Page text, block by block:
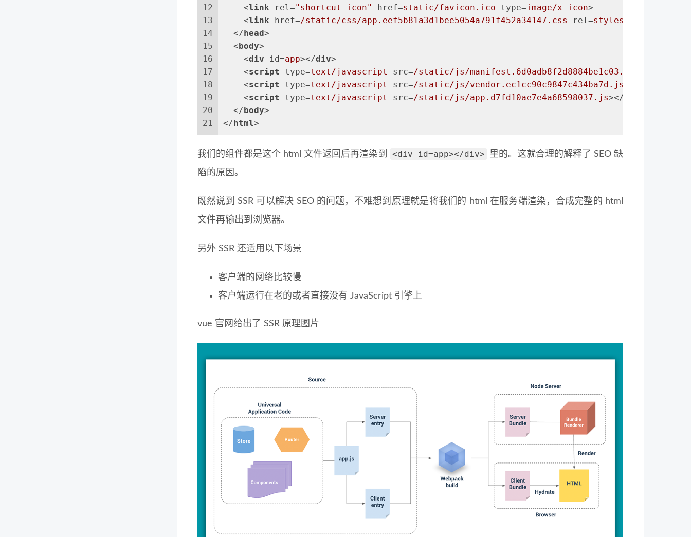
12
13
14
15
16
17
18
19
20
21
<link rel="shortcut icon" href=static/favicon.ico type=image/x-icon>
<link href=/static/css/app.eef5b81a3d1bee5054a791f452a34147.css rel=stylesheet
</head>
<body>
<div id=app></div>
<script type=text/javascript src=/static/js/manifest.6d0adb8f2d8884be1c03.js
<script type=text/javascript src=/static/js/vendor.ec1cc90c9847c434ba7d.js
<script type=text/javascript src=/static/js/app.d7fd10ae7e4a68598037.js></
</body>
</html>
我们的组件都是这个 html 文件返回后再渲染到 <div id=app></div>
里的。这就合理的解释了 SEO 缺
陷的原因。
既然说到 SSR 可以解决 SEO 的问题，不难想到原理就是将我们的 html 在服务端渲染，合成完整的 html
文件再输出到浏览器。
另外 SSR 还适用以下场景
客户端的网络比较慢
客户端运行在老的或者直接没有 JavaScript 引擎上
vue 官网给出了 SSR 原理图片